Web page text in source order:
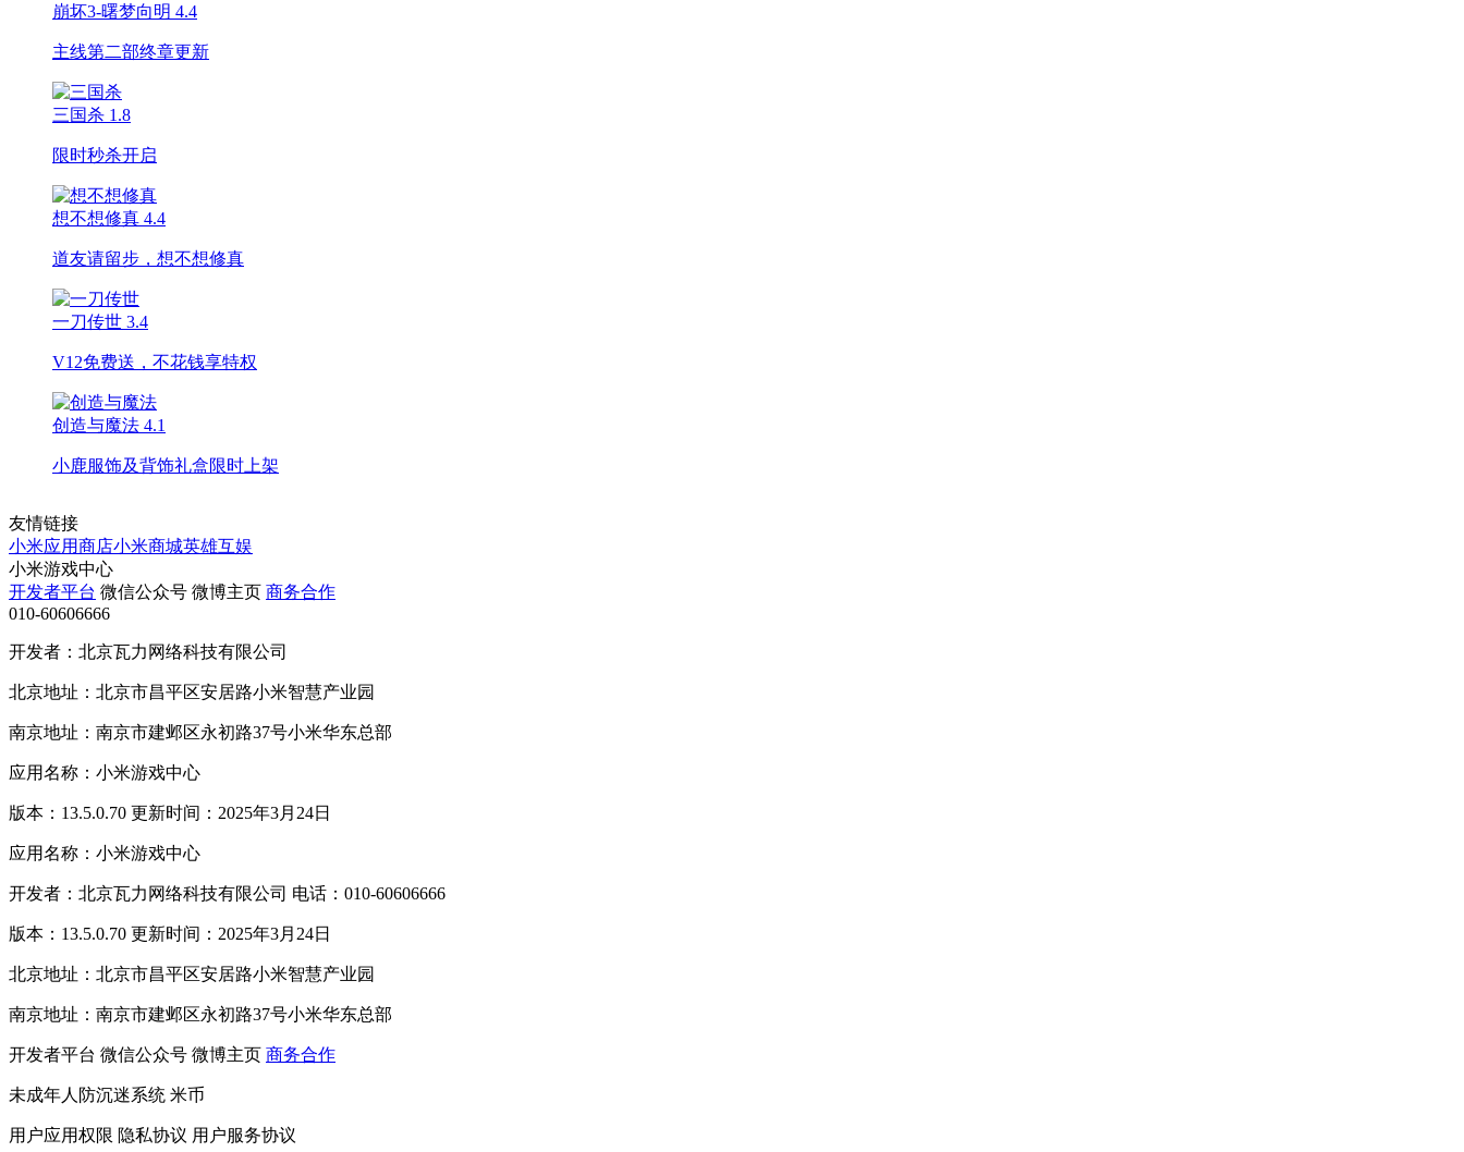
崩坏3-曙梦向明 4.4
主线第二部终章更新
三国杀 1.8
限时秒杀开启
想不想修真 4.4
道友请留步，想不想修真
一刀传世 3.4
V12免费送，不花钱享特权
创造与魔法 4.1
小鹿服饰及背饰礼盒限时上架
友情链接
小米应用商店小米商城英雄互娱
小米游戏中心
开发者平台 微信公众号 微博主页 商务合作
010-60606666
开发者：北京瓦力网络科技有限公司
北京地址：北京市昌平区安居路小米智慧产业园
南京地址：南京市建邺区永初路37号小米华东总部
应用名称：小米游戏中心
版本：13.5.0.70 更新时间：2025年3月24日
应用名称：小米游戏中心
开发者：北京瓦力网络科技有限公司 电话：010-60606666
版本：13.5.0.70 更新时间：2025年3月24日
北京地址：北京市昌平区安居路小米智慧产业园
南京地址：南京市建邺区永初路37号小米华东总部
开发者平台 微信公众号 微博主页 商务合作
未成年人防沉迷系统 米币
用户应用权限 隐私协议 用户服务协议